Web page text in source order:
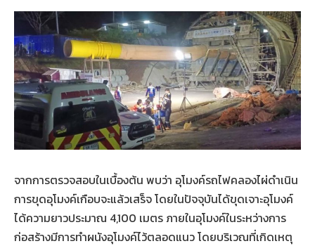
จากการตรวจสอบในเบื้องต้น พบว่า อุโมงค์รถไฟคลองไผ่ดำเนิน
การขุดอุโมงค์เกือบจะแล้วเสร็จ โดยในปัจจุบันได้ขุดเจาะอุโมงค์
ได้ความยาวประมาณ 4,100 เมตร ภายในอุโมงค์ในระหว่างการ
ก่อสร้างมีการทำผนังอุโมงค์ไว้ตลอดแนว โดยบริเวณที่เกิดเหตุ